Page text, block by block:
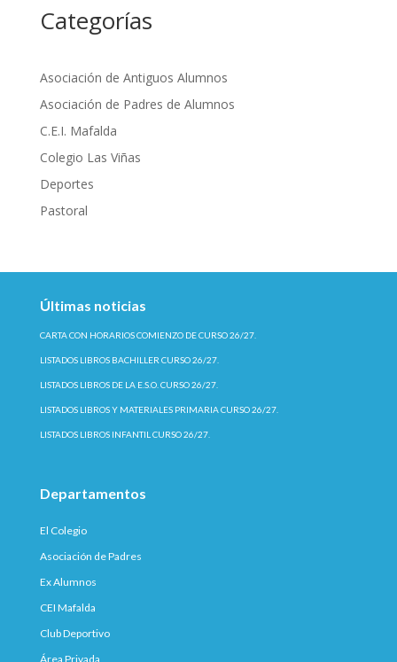
Categorías
Asociación de Antiguos Alumnos
Asociación de Padres de Alumnos
C.E.I. Mafalda
Colegio Las Viñas
Deportes
Pastoral
Últimas noticias
CARTA CON HORARIOS COMIENZO DE CURSO 26/27.
LISTADOS LIBROS BACHILLER CURSO 26/27.
LISTADOS LIBROS DE LA E.S.O. CURSO 26/27.
LISTADOS LIBROS Y MATERIALES PRIMARIA CURSO 26/27.
LISTADOS LIBROS INFANTIL CURSO 26/27.
Departamentos
El Colegio
Asociación de Padres
Ex Alumnos
CEI Mafalda
Club Deportivo
Área Privada